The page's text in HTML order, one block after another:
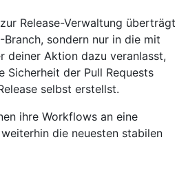
Release-Verwaltung überträgt
-Branch, sondern nur in die mit
deiner Aktion dazu veranlasst,
Sicherheit der Pull Requests
selbst erstellst.
ihre Workflows an eine
die neuesten stabilen